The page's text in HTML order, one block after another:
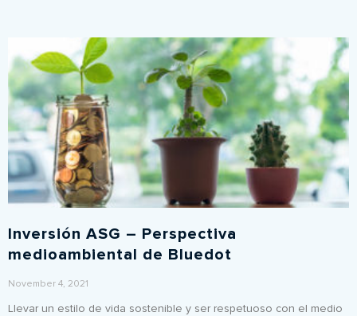
Inversión ASG – Perspectiva
medioambiental de Bluedot
November 4, 2021
Llevar un estilo de vida sostenible y ser respetuoso con el medio